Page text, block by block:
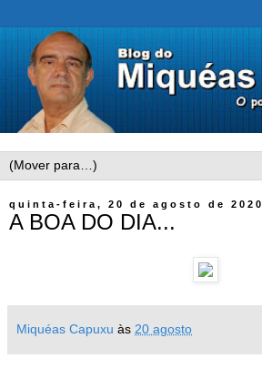
quinta-feira, 20 de agosto de 2020
A BOA DO DIA...
Miquéas Capuxu às 20 agosto